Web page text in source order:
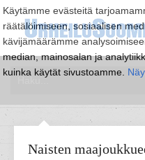
Käytämme evästeitä
räätälöimiseen, sosiaalisen
kävijämäärämme
median, mainosalan ja
kuinka käytät sivustoamme.
Naisten